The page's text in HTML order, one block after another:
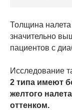
Толщина налета
значительно
пациентов с
Исследование
2 типа имеют
желтого
оттенком.